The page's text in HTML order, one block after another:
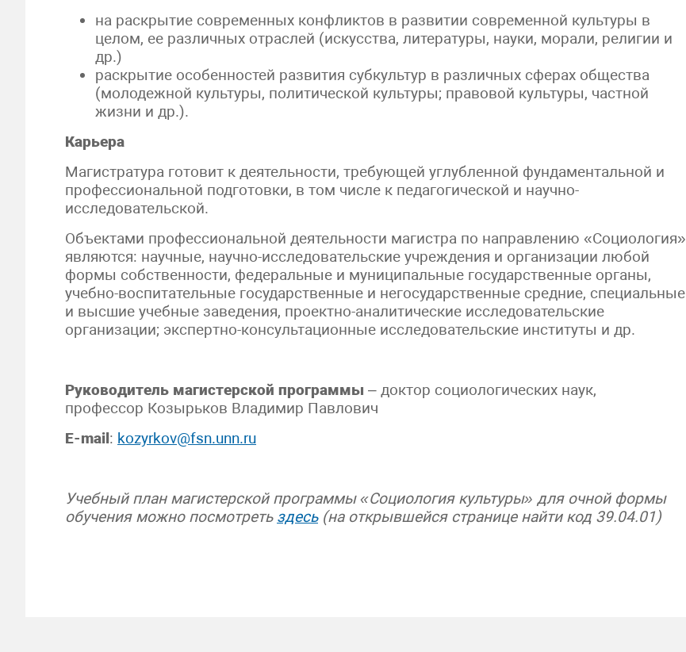
на раскрытие современных конфликтов в развитии современной культуры в
целом, ее различных отраслей (искусства, литературы, науки, морали, религии и
др.)
раскрытие особенностей развития субкультур в различных сферах общества
(молодежной культуры, политической культуры; правовой культуры, частной
жизни и др.).
Карьера
Магистратура готовит к деятельности, требующей углубленной фундаментальной и
профессиональной подготовки, в том числе к педагогической и научно-
исследовательской.
Объектами профессиональной деятельности магистра по направлению «Социология»
являются: научные, научно-исследовательские учреждения и организации любой
формы собственности, федеральные и муниципальные государственные органы,
учебно-воспитательные государственные и негосударственные средние, специальные
и высшие учебные заведения, проектно-аналитические исследовательские
организации; экспертно-консультационные исследовательские институты и др.
Руководитель магистерской программы – доктор социологических наук,
профессор Козырьков Владимир Павлович
E-mail: kozyrkov@fsn.unn.ru
Учебный план магистерской программы «Социология культуры» для очной формы
обучения можно посмотреть здесь(на открывшейся странице найти код 39.04.01)